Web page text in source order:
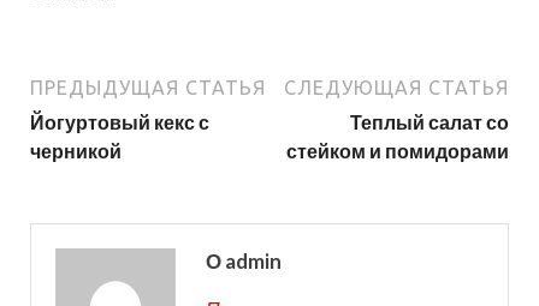
ПРЕДЫДУЩАЯ СТАТЬЯ
Йогуртовый кекс с
черникой
СЛЕДУЮЩАЯ СТАТЬЯ
Теплый салат со
стейком и помидорами
О admin